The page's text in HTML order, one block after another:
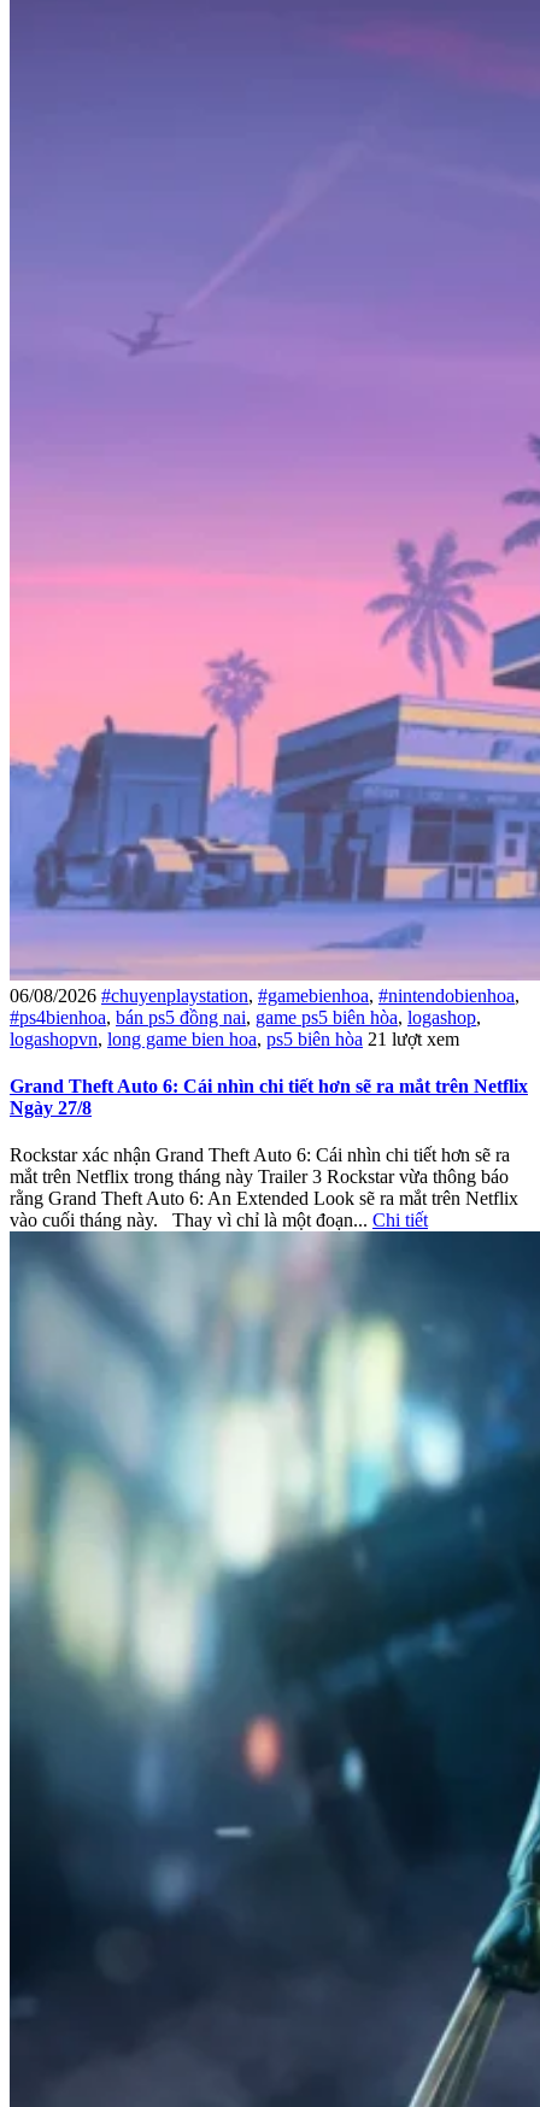
06/08/2026 #chuyenplaystation, #gamebienhoa, #nintendobienhoa,
#ps4bienhoa, bán ps5 đồng nai, game ps5 biên hòa, logashop,
logashopvn, long game bien hoa, ps5 biên hòa 21 lượt xem
Grand Theft Auto 6: Cái nhìn chi tiết hơn sẽ ra mắt trên Netflix
Ngày 27/8
Rockstar xác nhận Grand Theft Auto 6: Cái nhìn chi tiết hơn sẽ ra
mắt trên Netflix trong tháng này Trailer 3 Rockstar vừa thông báo
rằng Grand Theft Auto 6: An Extended Look sẽ ra mắt trên Netflix
vào cuối tháng này. Thay vì chỉ là một đoạn... Chi tiết